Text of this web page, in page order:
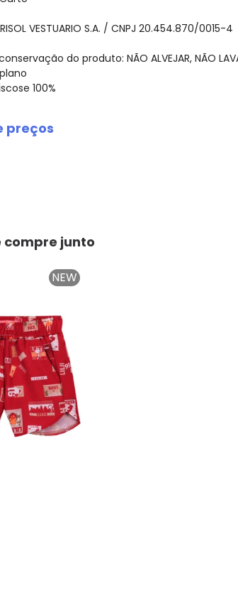
VESTUARIO S.A. / CNPJ 20.454.870/0015-4
do produto: NÃO ALVEJAR, NÃO
100%
preços
compre junto
NEW
Vermelho
pode gostar